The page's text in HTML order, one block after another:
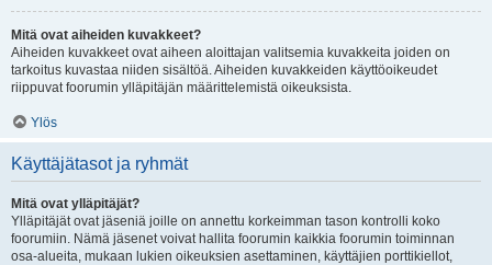
Mitä ovat aiheiden kuvakkeet?
Aiheiden kuvakkeet ovat aiheen aloittajan valitsemia kuvakkeita joiden on
tarkoitus kuvastaa niiden sisältöä. Aiheiden kuvakkeiden käyttöoikeudet
riippuvat foorumin ylläpitäjän määrittelemistä oikeuksista.
Ylös
Käyttäjätasot ja ryhmät
Mitä ovat ylläpitäjät?
Ylläpitäjät ovat jäseniä joille on annettu korkeimman tason kontrolli koko
foorumiin. Nämä jäsenet voivat hallita foorumin kaikkia foorumin toiminnan
osa-alueita, mukaan lukien oikeuksien asettaminen, käyttäjien porttikiellot,